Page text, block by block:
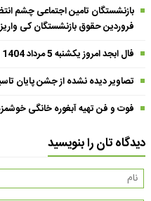
فروردین حقوق بازنشستگان کی
فال ابجد امروز یکشنبه 5 مرداد 1404 | حروف ابجد از تغییرات مثبت خبر می‌دهند !
تصاویر دیده نشده از جشن پایان
فوت و فن تهیه آبغوره خانگی
دیدگاه تان را بنویسید